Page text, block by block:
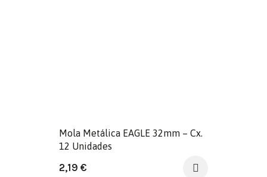
Mola Metálica EAGLE 32mm – Cx.
12 Unidades
2,19 €